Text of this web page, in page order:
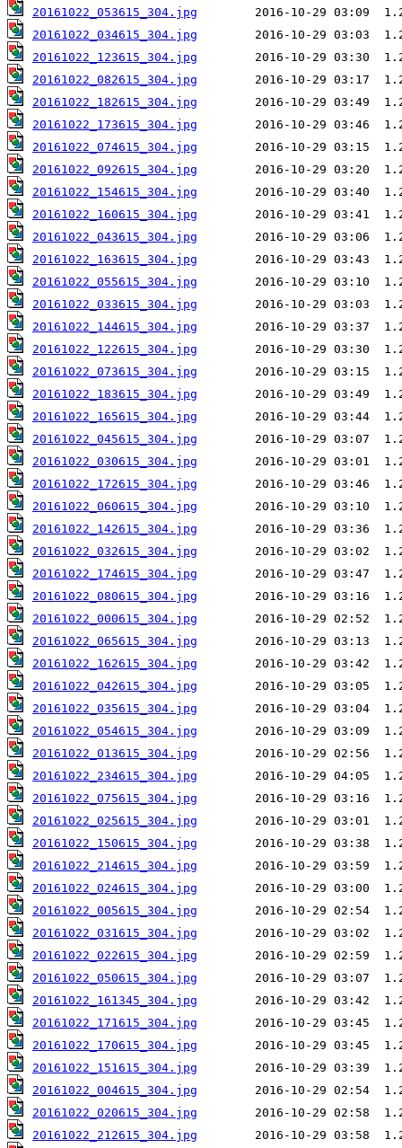
20161022_053615_304.jpg
20161022_034615_304.jpg
20161022_123615_304.jpg
20161022_082615_304.jpg
20161022_182615_304.jpg
20161022_173615_304.jpg
20161022_074615_304.jpg
20161022_092615_304.jpg
20161022_154615_304.jpg
20161022_160615_304.jpg
20161022_043615_304.jpg
20161022_163615_304.jpg
20161022_055615_304.jpg
20161022_033615_304.jpg
20161022_144615_304.jpg
20161022_122615_304.jpg
20161022_073615_304.jpg
20161022_183615_304.jpg
20161022_165615_304.jpg
20161022_045615_304.jpg
20161022_030615_304.jpg
20161022_172615_304.jpg
20161022_060615_304.jpg
20161022_142615_304.jpg
20161022_032615_304.jpg
20161022_174615_304.jpg
20161022_080615_304.jpg
20161022_000615_304.jpg
20161022_065615_304.jpg
20161022_162615_304.jpg
20161022_042615_304.jpg
20161022_035615_304.jpg
20161022_054615_304.jpg
20161022_013615_304.jpg
20161022_234615_304.jpg
20161022_075615_304.jpg
20161022_025615_304.jpg
20161022_150615_304.jpg
20161022_214615_304.jpg
20161022_024615_304.jpg
20161022_005615_304.jpg
20161022_031615_304.jpg
20161022_022615_304.jpg
20161022_050615_304.jpg
20161022_161345_304.jpg
20161022_171615_304.jpg
20161022_170615_304.jpg
20161022_151615_304.jpg
20161022_004615_304.jpg
20161022_020615_304.jpg
20161022_212615_304.jpg